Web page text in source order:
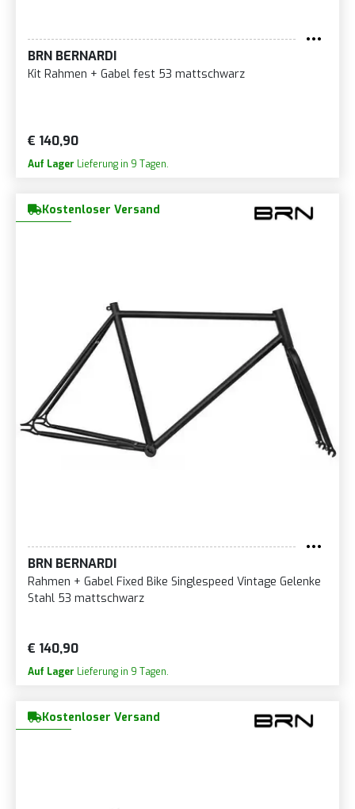
BRN BERNARDI
Kit Rahmen + Gabel fest 53 mattschwarz
€ 140,90
Auf Lager Lieferung in 9 Tagen.
Kostenloser Versand
BRN BERNARDI
Rahmen + Gabel Fixed Bike Singlespeed Vintage Gelenke
Stahl 53 mattschwarz
€ 140,90
Auf Lager Lieferung in 9 Tagen.
Kostenloser Versand